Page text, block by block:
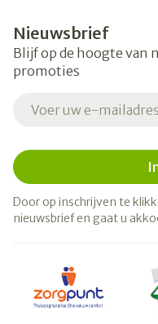
Nieuwsbrief
Blijf op de hoogte van
promoties
Door op inschrijven te
nieuwsbrief en gaat u